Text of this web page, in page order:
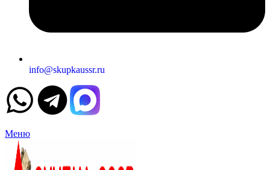
info@skupkaussr.ru
Меню